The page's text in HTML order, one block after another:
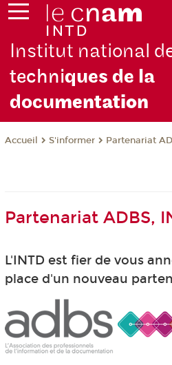
Institut national
techniques de la
documentation
Accueil S'informer Partenariat
Partenariat ADBS,
L'INTD est fier de vous
place d'un nouveau